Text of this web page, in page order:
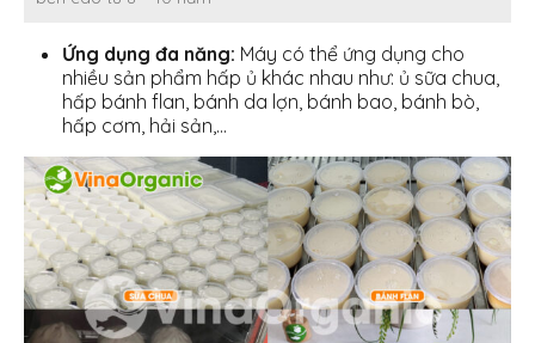
Ứng dụng đa năng: Máy có thể ứng dụng cho
nhiều sản phẩm hấp ủ khác nhau như: ủ sữa chua,
hấp bánh flan, bánh da lợn, bánh bao, bánh bò,
hấp cơm, hải sản,…